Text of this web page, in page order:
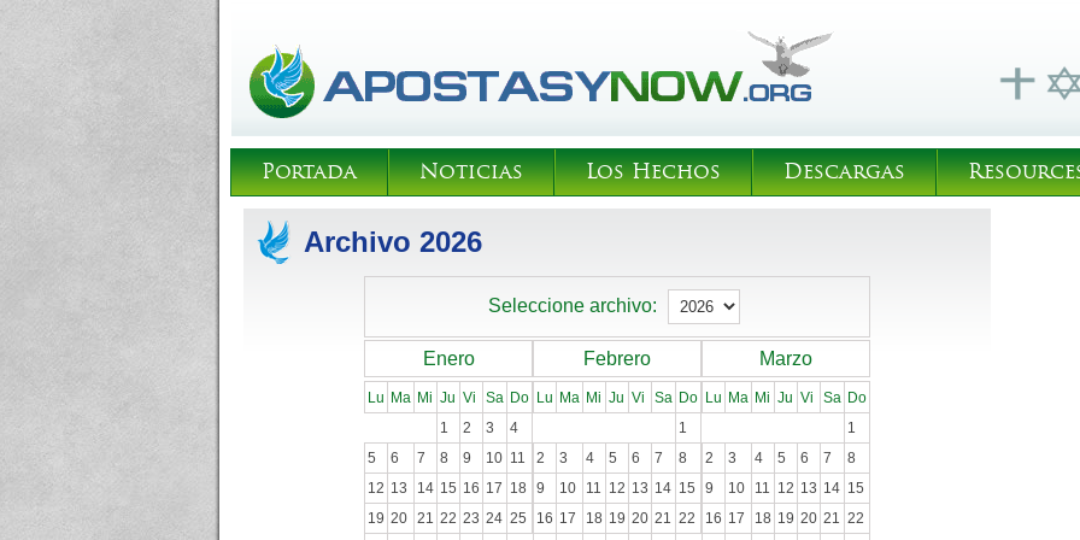
Portada Noticias Los Hechos Descargas
Archivo 2026
Seleccione archivo:
Enero
Lu Ma Mi Ju Vi Sa Do
1
2 3
4
5
6 7 8 9 10 11
12 13 14 15 16 17 18
19 20 21 22 23 24 25
Febrero
Lu Ma Mi Ju Vi Sa Do
1
2
3 4 5 6 7
8
9
10 11 12 13 14 15
16 17 18 19 20 21 22
Marzo
Lu Ma Mi Ju Vi Sa Do
1
2
3 4 5 6 7
8
9
10 11 12 13 14 15
16 17 18 19 20 21 22